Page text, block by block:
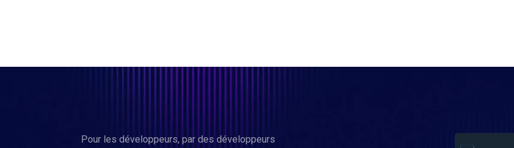
Pour les développeurs, par des développeurs